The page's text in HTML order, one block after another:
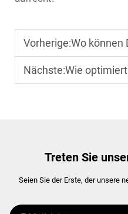
Vorherige:Wo können
Nächste:Wie optimiert man die
Treten Sie
Seien Sie der Erste, der unsere